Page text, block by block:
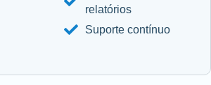
relatórios
Suporte contínuo